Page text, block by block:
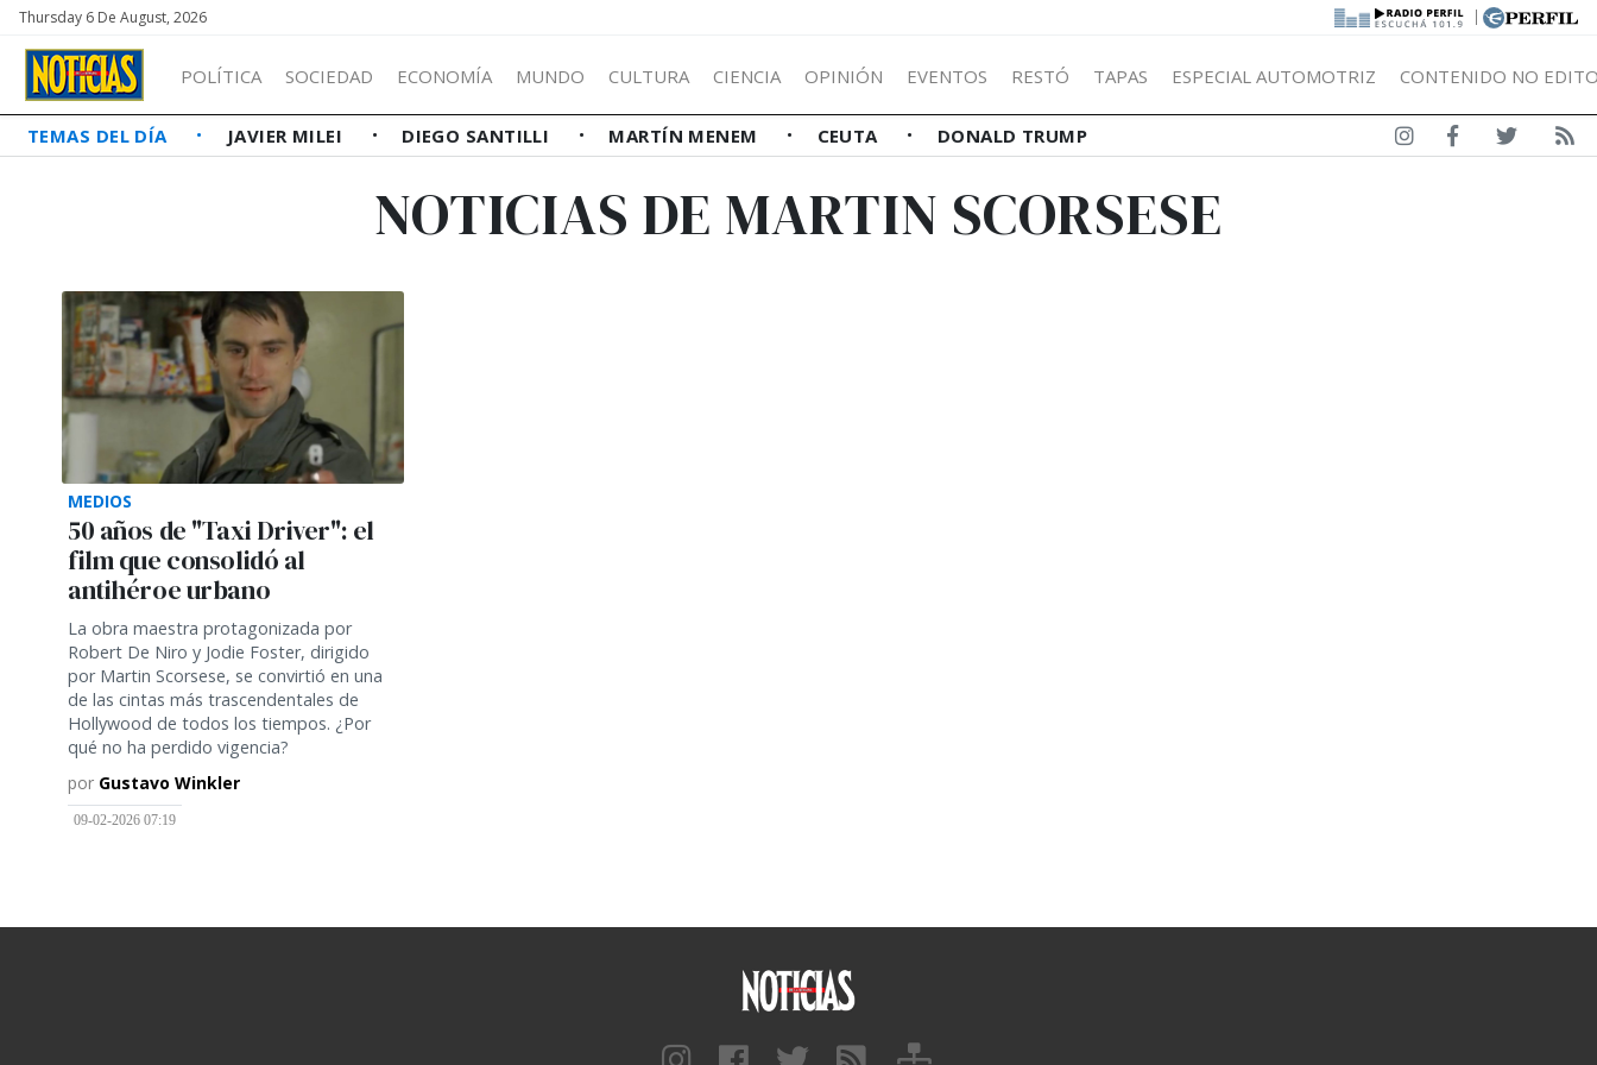
Thursday 6 De August, 2026 |
POLÍTICA SOCIEDAD ECONOMÍA MUNDO CULTURA CIENCIA OPINIÓN EVENTOS RESTÓ TAPAS ESPECIAL AUTOMOTRIZ CONTENIDO NO
TEMAS DEL DÍA JAVIER MILEI DIEGO SANTILLI MARTÍN MENEM CEUTA DONALD TRUMP
NOTICIAS DE MARTIN SCORSESE
MEDIOS
50 años de "Taxi Driver": el
film que consolidó al
antihéroe urbano
La obra maestra protagonizada por
Robert De Niro y Jodie Foster, dirigido
por Martin Scorsese, se convirtió en una
de las cintas más trascendentales de
Hollywood de todos los tiempos. ¿Por
qué no ha perdido vigencia?
por Gustavo Winkler
09-02-2026 07:19